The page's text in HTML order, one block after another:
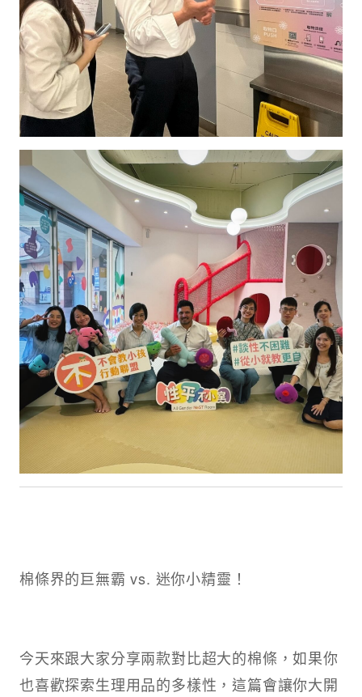
棉條界的巨無霸 vs. 迷你小精靈！
今天來跟大家分享兩款對比超大的棉條，如果你
也喜歡探索生理用品的多樣性，這篇會讓你大開